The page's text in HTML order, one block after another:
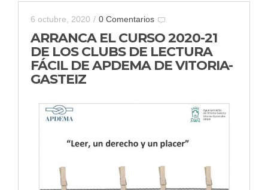
6 octubre, 2020 / 0 Comentarios
ARRANCA EL CURSO 2020-21
DE LOS CLUBS DE LECTURA
FÁCIL DE APDEMA DE VITORIA-
GASTEIZ